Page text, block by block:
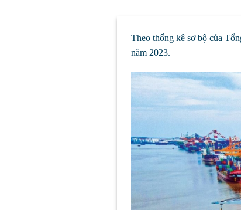
Theo thống kê sơ bộ của
năm 2023.